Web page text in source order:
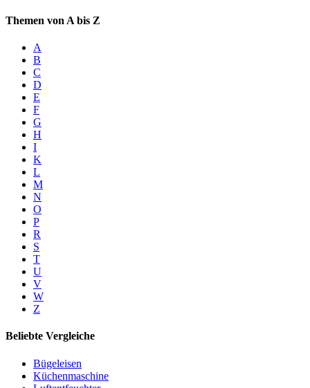
Themen von A bis Z
A
B
C
D
E
F
G
H
I
K
L
M
N
O
P
R
S
T
U
V
W
Z
Beliebte Vergleiche
Bügeleisen
Küchenmaschine